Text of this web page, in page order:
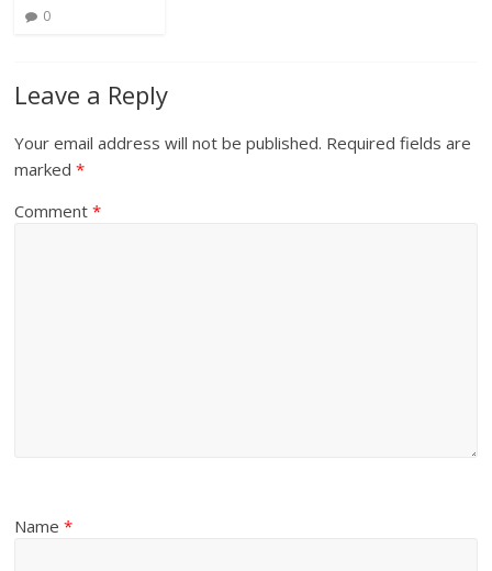
0
Leave a Reply
Your email address will not be published. Required fields are
marked*
Comment*
Name*